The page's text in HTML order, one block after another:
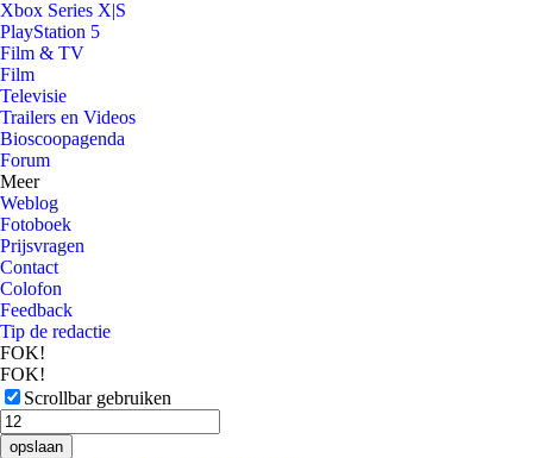
Xbox Series X|S
PlayStation 5
Film & TV
Film
Televisie
Trailers en Videos
Bioscoopagenda
Forum
Meer
Weblog
Fotoboek
Prijsvragen
Contact
Colofon
Feedback
Tip de redactie
FOK!
FOK!
Scrollbar gebruiken
opslaan